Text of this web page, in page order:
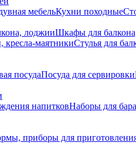
мебельКухни походные
лоджииШкафы для
кресла-маятникиСтулья для
посудаПосуда для сервировки
напитковНаборы для
приборы для